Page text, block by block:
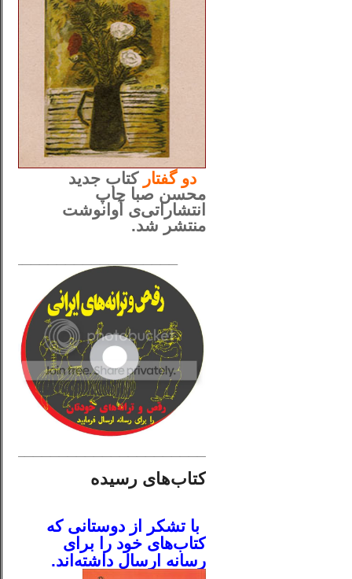
دوگفتار کتاب جدید
محسن صبا چاپ
انتشاراتی‌ی آوانوشت
منتشر شد.
کتاب‌های رسیده
با تشکر از دوستانی که
کتاب‌های خود را برای
رسانه ارسال داشته‌اند.